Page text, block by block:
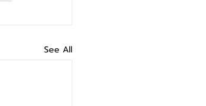
See All